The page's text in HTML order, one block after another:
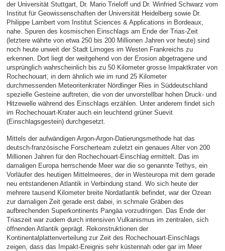
der Universität Stuttgart, Dr. Mario Trieloff und Dr. Winfried Schwarz vom
Institut für Geowissenschaften der Universität Heidelberg sowie Dr.
Philippe Lambert vom Institut Sciences & Applications in Bordeaux,
nahe. Spuren des kosmischen Einschlags am Ende der Trias-Zeit
(letztere währte von etwa 250 bis 200 Millionen Jahren vor heute) sind
noch heute unweit der Stadt Limoges im Westen Frankreichs zu
erkennen. Dort liegt der weitgehend von der Erosion abgetragene und
ursprünglich wahrscheinlich bis zu 50 Kilometer grosse Impaktkrater von
Rochechouart, in dem ähnlich wie im rund 25 Kilometer
durchmessenden Meteoritenkrater Nördlinger Ries in Süddeutschland
spezielle Gesteine auftreten, die von der unvorstellbar hohen Druck- und
Hitzewelle während des Einschlags erzählen. Unter anderem findet sich
im Rochechouart-Krater auch ein leuchtend grüner Suevit
(Einschlagsgestein) durchgesetzt.
Mittels der aufwändigen Argon-Argon-Datierungsmethode hat das
deutsch-französische Forscherteam zuletzt ein genaues Alter von 200
Millionen Jahren für den Rochechouart-Einschlag ermittelt. Das im
damaligen Europa herrschende Meer war die so genannte Tethys, ein
Vorläufer des heutigen Mittelmeeres, der in Westeuropa mit dem gerade
neu entstandenen Atlantik in Verbindung stand. Wo sich heute der
mehrere tausend Kilometer breite Nordatlantik befindet, war der Ozean
zur damaligen Zeit gerade erst dabei, in schmale Gräben des
aufbrechenden Superkontinents Pangäa vorzudringen. Das Ende der
Triaszeit war zudem durch intensiven Vulkanismus im zentralen, sich
öffnenden Atlantik geprägt. Rekonstruktionen der
Kontinentalplattenverteilung zur Zeit des Rochechouart-Einschlags
zeigen, dass das Impakt-Ereignis sehr küstennah oder gar im Meer